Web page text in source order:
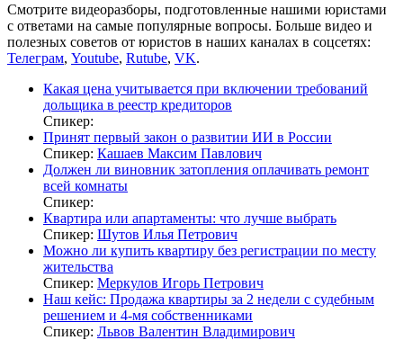
Смотрите видеоразборы, подготовленные нашими юристами
с ответами на самые популярные вопросы. Больше видео и
полезных советов от юристов в наших каналах в соцсетях:
Телеграм, Youtube, Rutube, VK.
Какая цена учитывается при включении требований
дольщика в реестр кредиторов
Спикер:
Принят первый закон о развитии ИИ в России
Спикер: Кашаев Максим Павлович
Должен ли виновник затопления оплачивать ремонт
всей комнаты
Спикер:
Квартира или апартаменты: что лучше выбрать
Спикер: Шутов Илья Петрович
Можно ли купить квартиру без регистрации по месту
жительства
Спикер: Меркулов Игорь Петрович
Наш кейс: Продажа квартиры за 2 недели с судебным
решением и 4-мя собственниками
Спикер: Львов Валентин Владимирович